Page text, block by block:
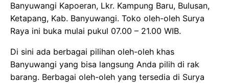
Banyuwangi Kapoeran, Lkr. Kampung Baru, Bulusan,
Ketapang, Kab. Banyuwangi. Toko oleh-oleh Surya
Raya ini buka mulai pukul 07.00 – 21.00 WIB.
Di sini ada berbagai pilihan oleh-oleh khas
Banyuwangi yang bisa langsung Anda pilih di rak
barang. Berbagai oleh-oleh yang tersedia di Surya